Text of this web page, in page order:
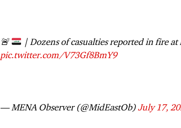
🚨
| Dozens of casualties reported in fire
pic.twitter.com/V73Gf8BmY9
— MENA Observer (@MidEastOb)July 17,